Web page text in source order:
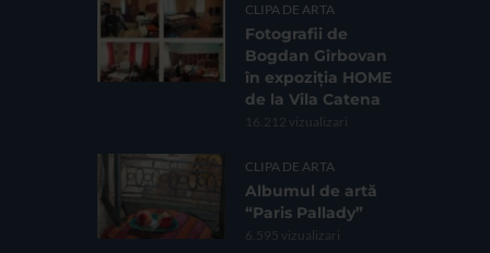
CLIPA DE ARTA
Fotografii de
Bogdan Gîrbovan
în expoziția HOME
de la Vila Catena
16.212 vizualizari
CLIPA DE ARTA
Albumul de artă
“Paris Pallady”
6.595 vizualizari